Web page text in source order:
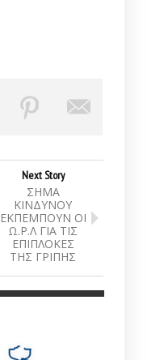
Next Story
ΣΗΜΑ
ΚΙΝΔΥΝΟY
ΕΚΠΕΜΠΟΥΝ ΟΙ
Ω.Ρ.Λ ΓΙΑ ΤΙΣ
ΕΠΙΠΛΟΚΕΣ
ΤΗΣ ΓΡΙΠΗΣ